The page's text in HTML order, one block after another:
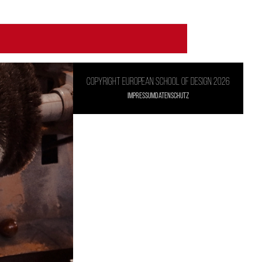
Copyright European school of design 2026
ImpressumDatenschutz